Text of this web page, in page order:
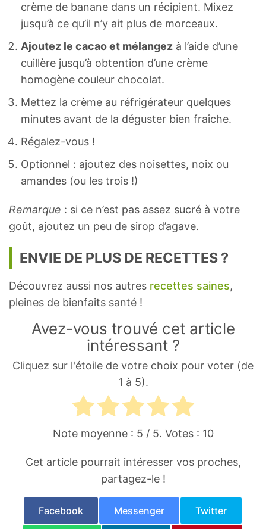
crème de banane dans un récipient. Mixez
jusqu’à ce qu’il n’y ait plus de morceaux.
Ajoutez le cacao et mélangez à l’aide d’une
cuillère jusqu’à obtention d’une crème
homogène couleur chocolat.
Mettez la crème au réfrigérateur quelques
minutes avant de la déguster bien fraîche.
Régalez-vous !
Optionnel : ajoutez des noisettes, noix ou
amandes (ou les trois !)
Remarque : si ce n’est pas assez sucré à votre
goût, ajoutez un peu de sirop d’agave.
ENVIE DE PLUS DE RECETTES ?
Découvrez aussi nos autres recettes saines,
pleines de bienfaits santé !
Avez-vous trouvé cet article
intéressant ?
Cliquez sur l'étoile de votre choix pour voter (de
1 à 5).
Note moyenne : 5 / 5. Votes : 10
Cet article pourrait intéresser vos proches,
partagez-le !
Facebook Messenger Twitter